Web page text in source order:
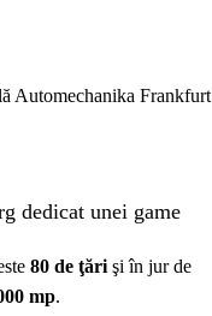
Automechanika Frankfurt
dedicat unei game
80 de ţări şi în jur de
mp.